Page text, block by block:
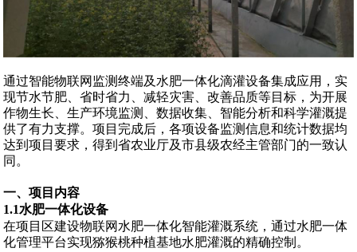
通过智能物联网监测终端及水肥一体化滴灌设备集成应用，实
现节水节肥、省时省力、减轻灾害、改善品质等目标，为开展
作物生长、生产环境监测、数据收集、智能分析和科学灌溉提
供了有力支撑。项目完成后，各项设备监测信息和统计数据均
达到项目要求，得到省农业厅及市县级农经主管部门的一致认
同。
一、项目内容
1.1水肥一体化设备
在项目区建设物联网水肥一体化智能灌溉系统，通过水肥一体
化管理平台实现猕猴桃种植基地水肥灌溉的精确控制。